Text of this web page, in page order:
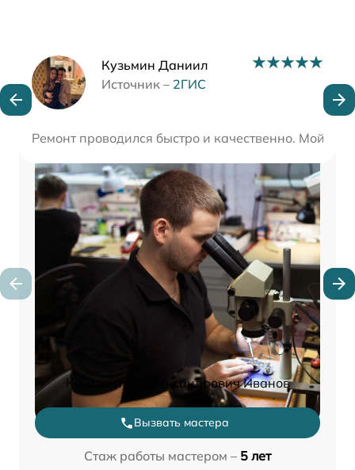
Кузьмин Даниил
Источник – 2ГИС
Ремонт проводился быстро и качественно. Мой
Наши мастера
Константин Александрович Иванов
Вызвать мастера
Стаж работы мастером – 5 лет